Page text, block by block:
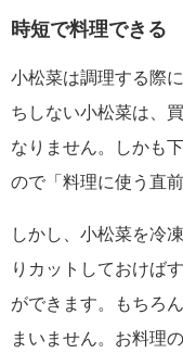
時短で料理できる
小松菜は調理する際
ちしない小松菜は、
なりません。しかも
ので「料理に使う直
しかし、小松菜を冷
りカットしておけば
ができます。もちろ
まいません。お料理